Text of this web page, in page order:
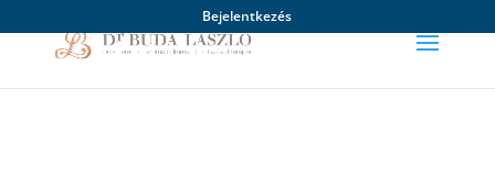
Bejelentkezés